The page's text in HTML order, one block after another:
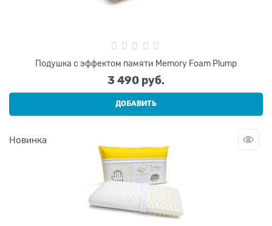
Подушка с эффектом памяти Memory Foam Plump
3 490 руб.
ДОБАВИТЬ
Новинка